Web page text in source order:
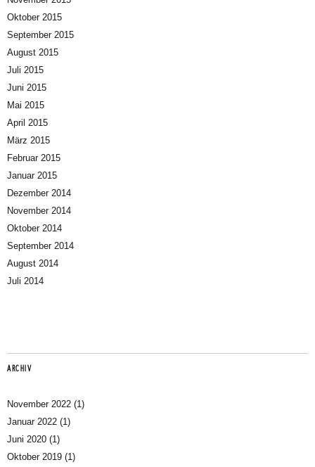
Oktober 2015
September 2015
August 2015
Juli 2015
Juni 2015
Mai 2015
April 2015
März 2015
Februar 2015
Januar 2015
Dezember 2014
November 2014
Oktober 2014
September 2014
August 2014
Juli 2014
ARCHIV
November 2022 (1)
Januar 2022 (1)
Juni 2020 (1)
Oktober 2019 (1)